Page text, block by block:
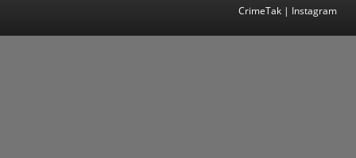
CrimeTak | Instagram